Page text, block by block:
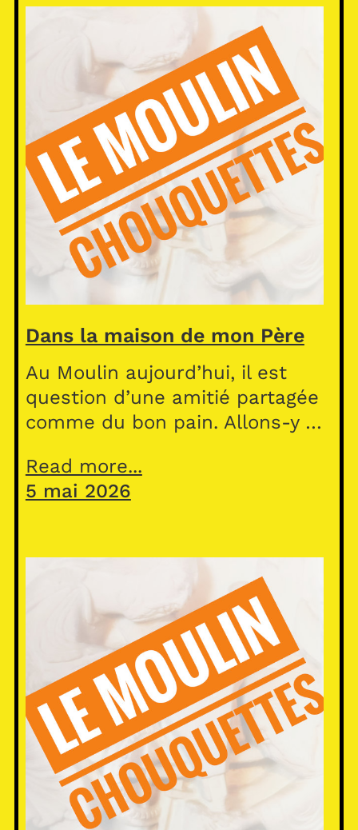
Dans la maison de mon Père
Au Moulin aujourd’hui, il est
question d’une amitié partagée
comme du bon pain. Allons-y …
Read more...
5 mai 2026